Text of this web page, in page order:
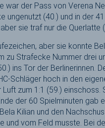
war der Pass von Verena
ungenutzt (40.) und in der
sie traf nur die Querlatte
aber sie konnte
zu Strafecke Nummer drei
ins Tor der Berlinerinnen.
Schläger hoch in den
zum 1:1 (59.) einschoss.
der 60 Spielminuten gab
Kilian und den
und vom Feld musste. Bei